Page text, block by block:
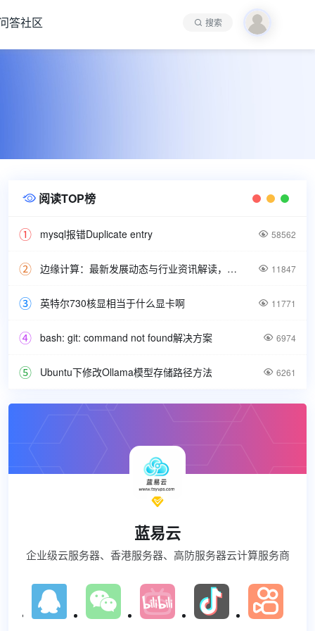
答社区 搜索
 阅读TOP榜
mysql报错Duplicate entry  58562
边缘计算：最新发展动态与行业资讯解读，洞悉技术前沿引领未来。  11847
英特尔730核显相当于什么显卡啊  11771
bash: git: command not found解决方案  6974
Ubuntu下修改Ollama模型存储路径方法  6261

蓝易云
企业级云服务器、香港服务器、高防服务器云计算服务商